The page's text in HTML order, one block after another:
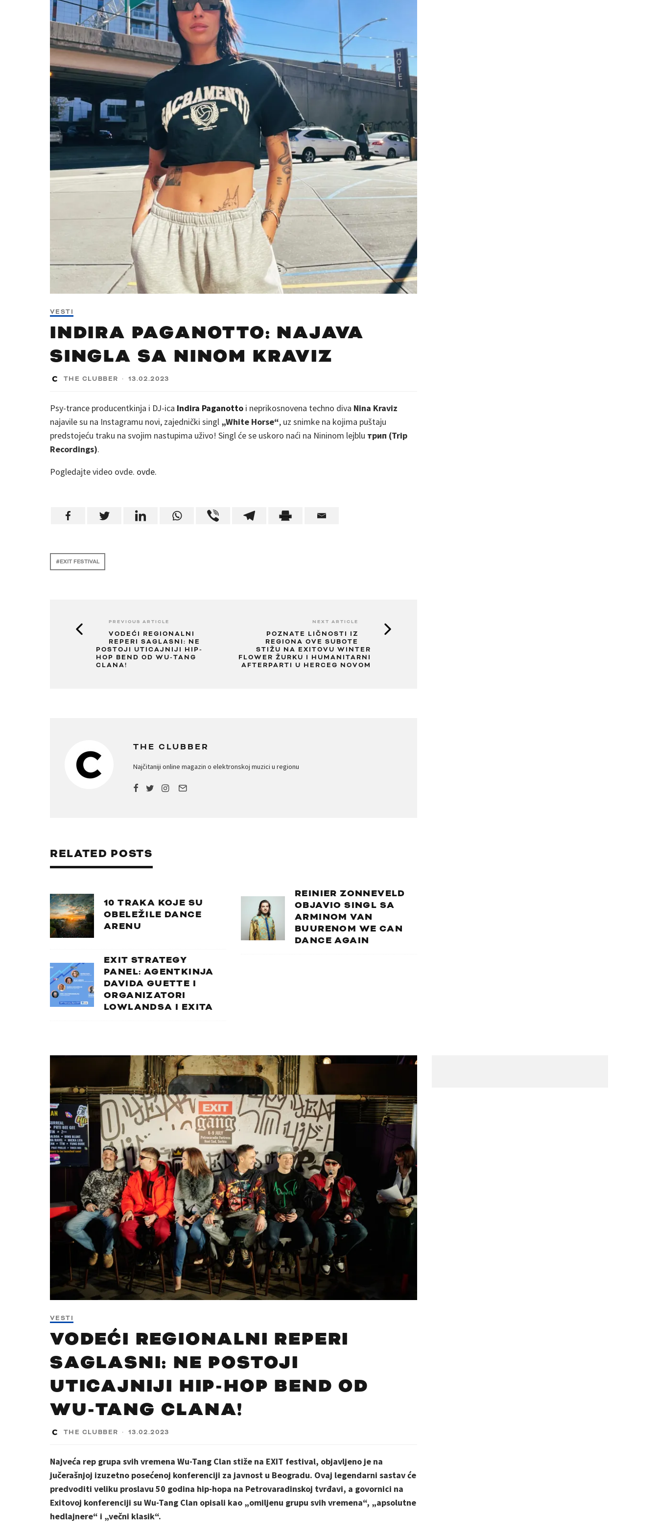
VESTI
INDIRA PAGANOTTO: NAJAVA
SINGLA SA NINOM KRAVIZ
THE CLUBBER · 13.02.2023
Psy-trance producentkinja i DJ-ica Indira Paganotto i neprikosnovena techno diva Nina Kraviz
najavile su na Instagramu novi, zajednički singl „White Horse“, uz snimke na kojima puštaju
predstojeću traku na svojim nastupima uživo! Singl će se uskoro naći na Nininom lejblu трип (Trip
Recordings).
Pogledajte video ovde. ovde.
EXIT FESTIVAL
PREVIOUS ARTICLE
VODEĆI REGIONALNI
REPERI SAGLASNI: NE
POSTOJI UTICAJNIJI HIP-
HOP BEND OD WU-TANG
CLANA!
NEXT ARTICLE
POZNATE LIČNOSTI IZ
REGIONA OVE SUBOTE
STIŽU NA EXITOVU WINTER
FLOWER ŽURKU I HUMANITARNI
AFTERPARTI U HERCEG NOVOM
THE CLUBBER
Najčitaniji online magazin o elektronskoj muzici u regionu
RELATED POSTS
10 TRAKA KOJE SU
OBELEŽILE DANCE
ARENU
REINIER ZONNEVELD
OBJAVIO SINGL SA
ARMINOM VAN
BUURENOM WE CAN
DANCE AGAIN
EXIT STRATEGY
PANEL: AGENTKINJA
DAVIDA GUETTE I
ORGANIZATORI
LOWLANDSA I EXITA
VESTI
VODEĆI REGIONALNI REPERI
SAGLASNI: NE POSTOJI
UTICAJNIJI HIP-HOP BEND OD
WU-TANG CLANA!
THE CLUBBER · 13.02.2023
Najveća rep grupa svih vremena Wu-Tang Clan stiže na EXIT festival, objavljeno je na
jučerašnjoj izuzetno posećenoj konferenciji za javnost u Beogradu. Ovaj legendarni sastav će
predvoditi veliku proslavu 50 godina hip-hopa na Petrovaradinskoj tvrđavi, a govornici na
Exitovoj konferenciji su Wu-Tang Clan opisali kao „omiljenu grupu svih vremena“, „apsolutne
hedlajnere“ i „večni klasik“.